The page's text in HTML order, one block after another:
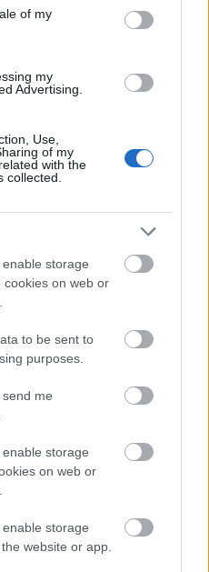
of my
my
Advertising.
Use,
of my
with the
collected.
storage
cookies on web or
to be sent to
purposes.
me
storage
on web or
storage
website or app.
ΣΦΑΚΙΑΝΑΚΗΣ
το σχόλιο
συνδεθείς
Σύνδεση